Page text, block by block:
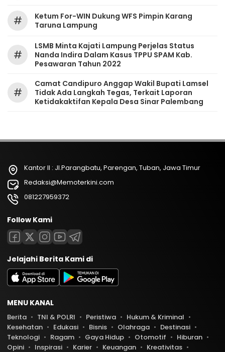
#
Ketum For-WIN Dukung WFS Pimpin Karang
Taruna Lampung
#
LSMB Minta Kajati Lampung Perjelas Status
Nanda Indira Dalam Kasus TPPU SPAM Kab.
Pesawaran Tahun 2022
#
Camat Candipuro Anggap Wakil Bupati Lamsel
Tidak Ada Langkah Tegas, Terkait Laporan
Ketidakaktifan Kepala Desa Sinar Palembang
Kantor II : Jl.Parangbatu, Parengan, Tuban, Jawa Timur
Redaksi@Memoterkini.com
081227959372
Follow Kami
Jelajahi Berita Kami di
MENU KANAL
Berita TNI & POLRI Peristiwa
Hukum & Kriminal
Kesehatan
Edukasi Bisnis Olahraga
Destinasi
Teknologi
Ragam Gaya Hidup Otomotif
Hiburan
Opini
Inspirasi Karier Keuangan Kreativitas